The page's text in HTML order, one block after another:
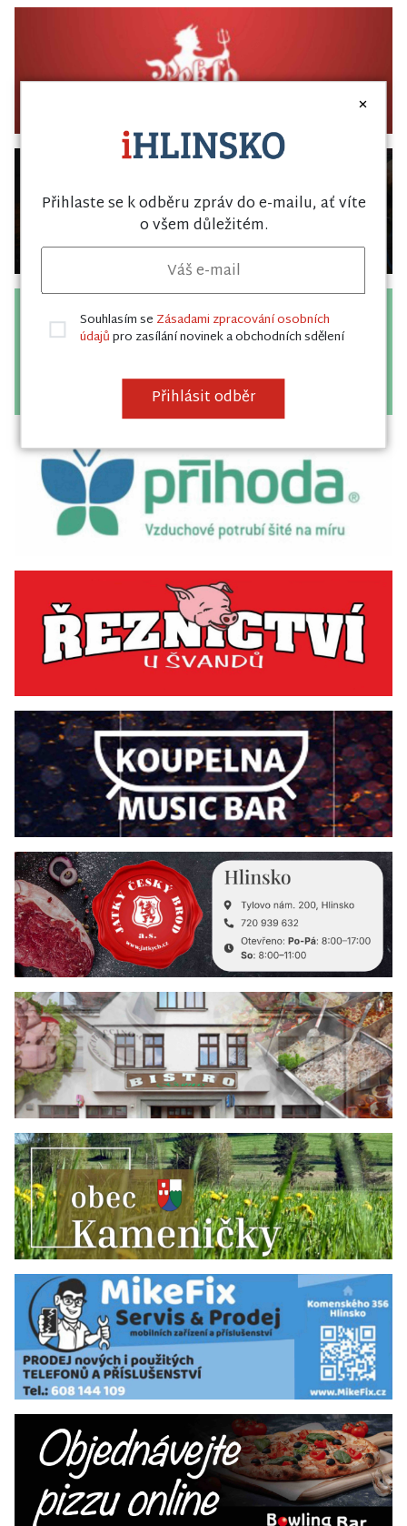
×
Přihlaste se k odběru zpráv do e-mailu, ať víte
o všem důležitém.
Souhlasím se Zásadami zpracování osobních
údajůpro zasílání novinek a obchodních sdělení
Přihlásit odběr